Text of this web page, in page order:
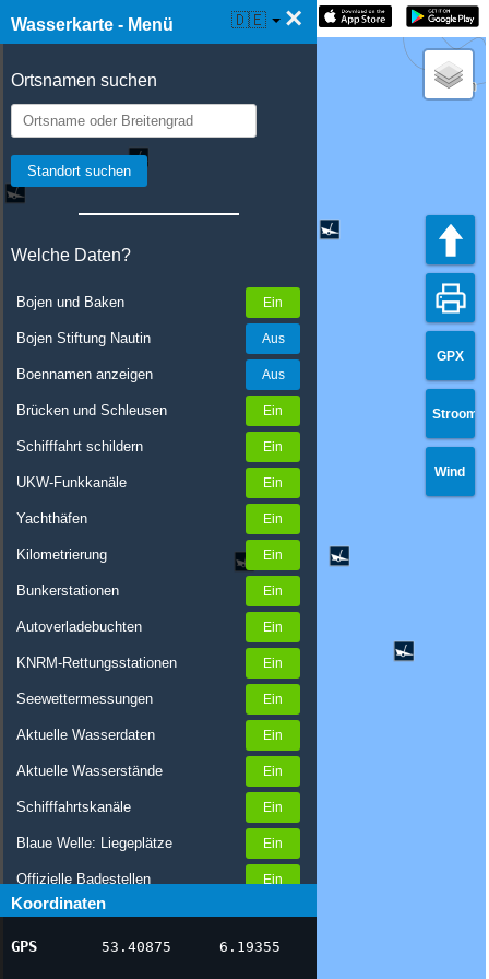
Wasserkarte - Menü ×
Ortsnamen suchen
Welche Daten?
Bojen und Baken
Bojen Stiftung Nautin
Boennamen anzeigen
Brücken und Schleusen
Schifffahrt schildern
UKW-Funkkanäle
Yachthäfen
Kilometrierung
Bunkerstationen
Autoverladebuchten
KNRM-Rettungsstationen
Seewettermessungen
Aktuelle Wasserdaten
Aktuelle Wasserstände
Schifffahrtskanäle
Blaue Welle: Liegeplätze
Offizielle Badestellen
Nachrichten Binnenschifffahrt
AIS-Schiffspositionen
Koordinaten
GPS 53.40875 6.19355
☰ Wasserkarte Live 🇩🇪
GPX
Stroom
Wind